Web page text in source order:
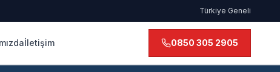
Türkiye Geneli
İletişim 0850 305 2905